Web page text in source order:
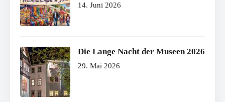
14. Juni 2026
Die Lange Nacht der Museen 2026
29. Mai 2026